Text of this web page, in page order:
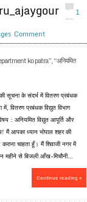
1
Comment
ko patra”, “अनियमित
की सूचना के संदर्भ में वितरण प्रबंधक
वितरण प्रबंधक विद्युत विभाग
: अनियमित विद्युत आपूर्ति और
मैं आपका ध्यान भोपाल शहर की
चाहता हूँ। मैं शिवाजी नगर में
महीने से बिजली आँख-मिचौनी...
Continue reading »